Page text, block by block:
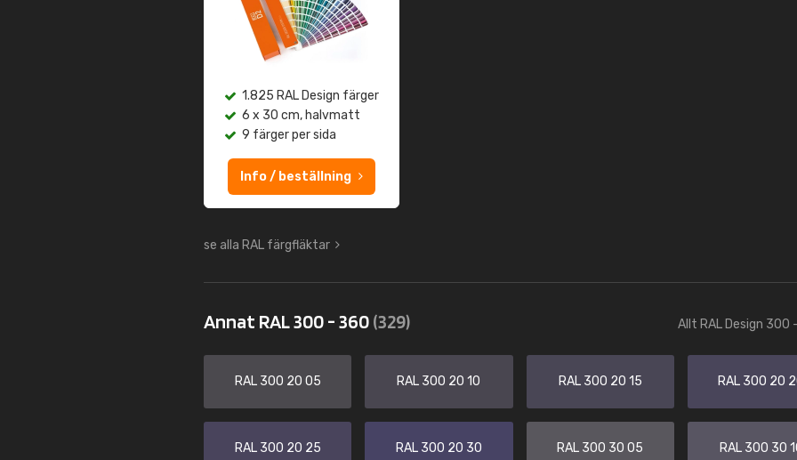
1.825 RAL Design färger
6 x 30 cm, halvmatt
9 färger per sida
Info / beställning
se alla RAL färgfläktar
Annat RAL 300 - 360(329) Allt RAL Design 300
RAL 300 20 05 RAL 300 20 10 RAL 300 20 15 RAL 300 20
RAL 300 20 25 RAL 300 20 30 RAL 300 30 05 RAL 300 30